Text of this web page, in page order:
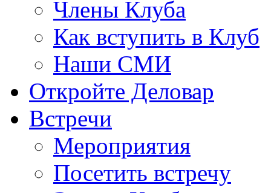
Члены Клуба
Как вступить в Клуб
Наши СМИ
Откройте Деловар
Встречи
Мероприятия
Посетить встречу